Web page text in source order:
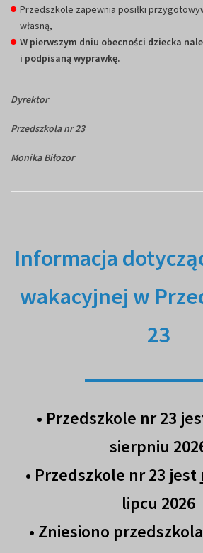
Przedszkole zapewnia posiłki
własną,
W pierwszym dniu obecności dziecka
i podpisaną wyprawkę.
Dyrektor
Przedszkola nr 23
Monika Biłozor
Informacja
wakacyjnej w
23
• Przedszkole nr 23
sierpniu
• Przedszkole nr 23 jest
lipcu 2026
• Zniesiono